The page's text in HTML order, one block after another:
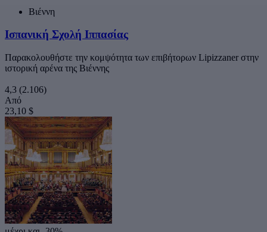
Βιέννη
Ισπανική Σχολή Ιππασίας
Παρακολουθήστε την κομψότητα των επιβήτορων Lipizzaner στην
ιστορική αρένα της Βιέννης
4,3 (2.106)
Από
23,10 $